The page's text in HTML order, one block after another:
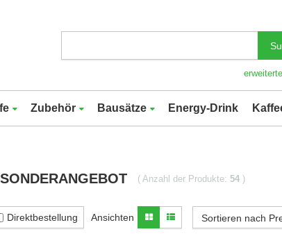
Zubehör Bausätze Energy-Drink
SONDERANGEBOT ( Anzahl der Produkte: 54 )
Direktbestellung Ansichten Sortieren nach